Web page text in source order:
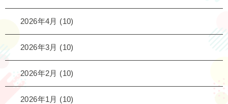
2026年4月 (10)
2026年3月 (10)
2026年2月 (10)
2026年1月 (10)